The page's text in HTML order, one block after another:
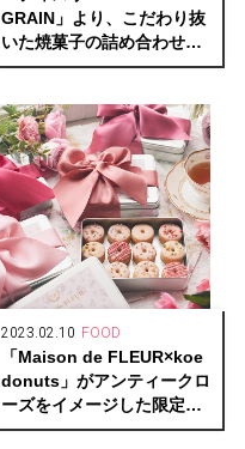
GRAIN」より、こだわり抜
いた焼菓子の詰め合わせホ
ワイトデーギフトが予約受
2023.02.10 FOOD
「Maison de FLEUR×koe
donuts」がアンティークロ
ーズをイメージした限定ク
ッキー缶で初のコラボレー